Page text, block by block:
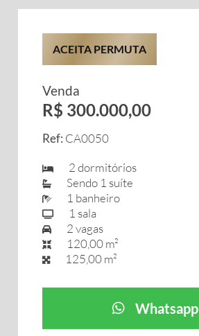
ACEITA PERMUTA
Venda
R$ 300.000,00
Ref: CA0050
2 dormitórios
Sendo 1 suíte
1 banheiro
1 sala
2 vagas
120,00 m²
125,00 m²
Whatsapp